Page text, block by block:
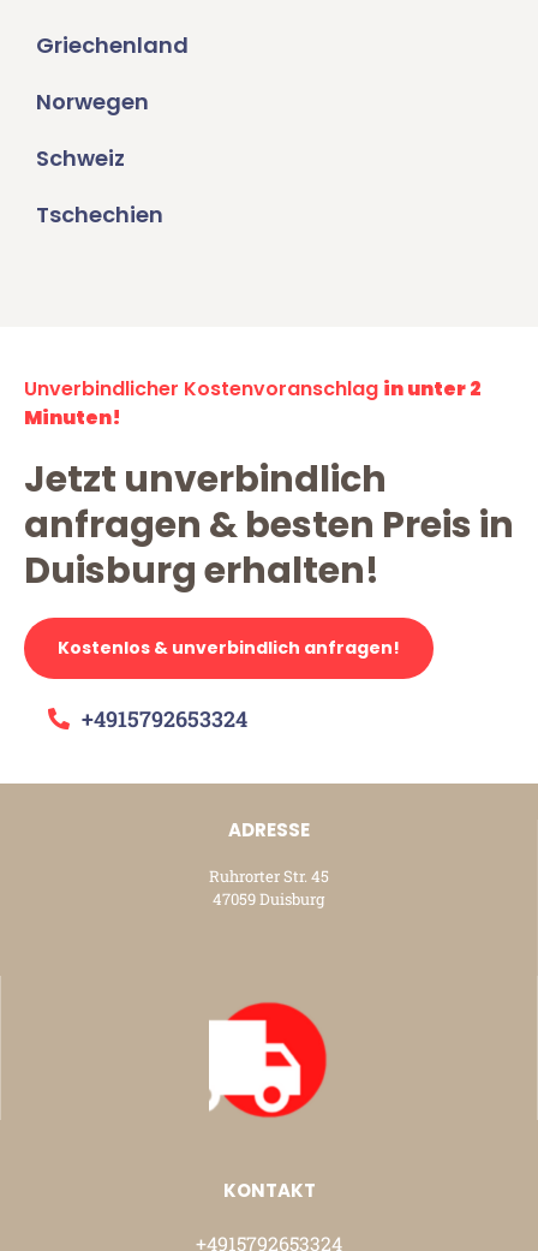
Griechenland
Norwegen
Schweiz
Tschechien
Unverbindlicher Kostenvoranschlag in unter 2
Minuten!
Jetzt unverbindlich
anfragen & besten Preis in
Duisburg erhalten!
Kostenlos & unverbindlich anfragen!
+4915792653324
ADRESSE
Ruhrorter Str. 45
47059 Duisburg
KONTAKT
+4915792653324